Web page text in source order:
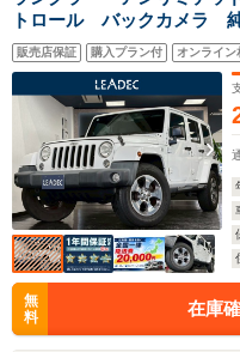
トロール バックカメ
ートタイム4WD ETC
ートライト
販売店保証 購入プラン付 オンライン
無
料
在庫